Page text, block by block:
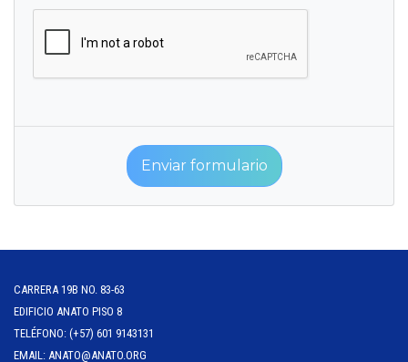
Enviar formulario
CARRERA 19B NO. 83-63
EDIFICIO ANATO PISO 8
TELÉFONO: (+57) 601 9143131
EMAIL: ANATO@ANATO.ORG